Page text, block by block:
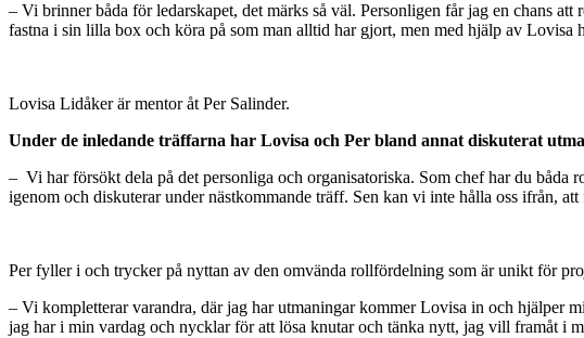
– Vi brinner båda för ledarskapet, det märks så väl. Personligen får jag en chans
fastna i sin lilla box och köra på som man alltid har gjort, men med hjälp av Lovisa
Lovisa Lidåker är mentor åt Per Salinder.
Under de inledande träffarna har Lovisa och Per bland annat diskuterat
– Vi har försökt dela på det personliga och organisatoriska. Som chef har du
igenom och diskuterar under nästkommande träff. Sen kan vi inte hålla oss ifrån,
Per fyller i och trycker på nyttan av den omvända rollfördelning som är unikt för
– Vi kompletterar varandra, där jag har utmaningar kommer Lovisa in och hjälper
jag har i min vardag och nycklar för att lösa knutar och tänka nytt, jag vill framåt i